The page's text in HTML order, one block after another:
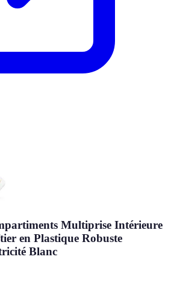
Multiprise Intérieure
en Plastique Robuste
Blanc